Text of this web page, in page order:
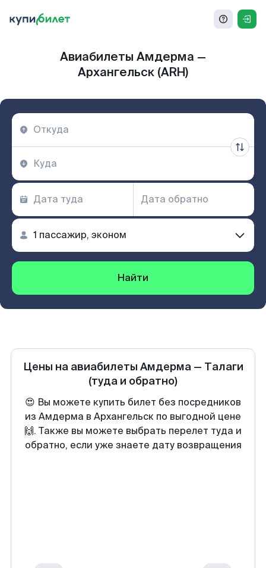
Авиабилеты Амдерма —
Архангельск (ARH)
Найти
Цены на авиабилеты Амдерма— Талаги
(туда и обратно)
😍 Вы можете купить билет без посредников
из Амдерма в Архангельск по выгодной цене
🙌. Также вы можете выбрать перелет туда и
обратно, если уже знаете дату возвращения